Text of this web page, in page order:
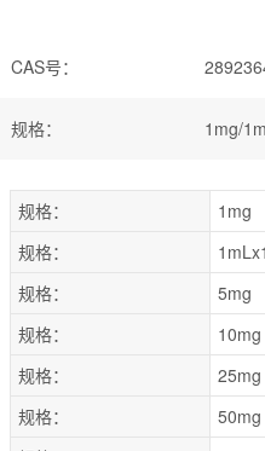
CAS号：
规格： 1mg/
规格： 1mg
规格：
规格：
5mg
规格：
10mg
规格：
25mg
规格：
50mg